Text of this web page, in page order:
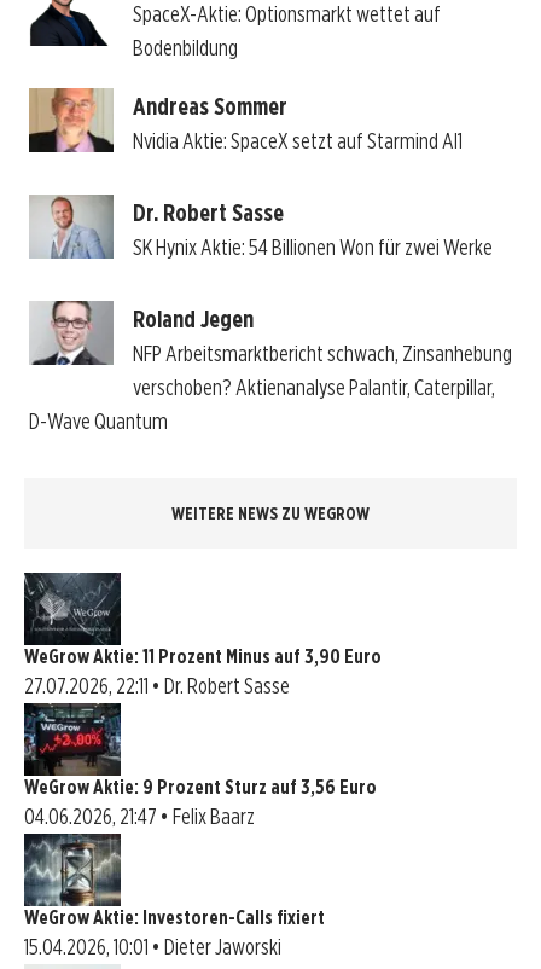
SpaceX-Aktie: Optionsmarkt wettet auf
Bodenbildung
Andreas Sommer
Nvidia Aktie: SpaceX setzt auf Starmind AI1
Dr. Robert Sasse
SK Hynix Aktie: 54 Billionen Won für zwei Werke
Roland Jegen
NFP Arbeitsmarktbericht schwach, Zinsanhebung
verschoben? Aktienanalyse Palantir, Caterpillar,
D-Wave Quantum
WEITERE NEWS ZU WEGROW
WeGrow Aktie: 11 Prozent Minus auf 3,90 Euro
27.07.2026, 22:11 • Dr. Robert Sasse
WeGrow Aktie: 9 Prozent Sturz auf 3,56 Euro
04.06.2026, 21:47 • Felix Baarz
WeGrow Aktie: Investoren-Calls fixiert
15.04.2026, 10:01 • Dieter Jaworski